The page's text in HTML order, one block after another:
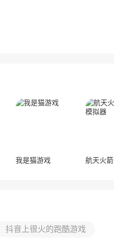
我是猫游戏
抖音上很火的跑酷游戏